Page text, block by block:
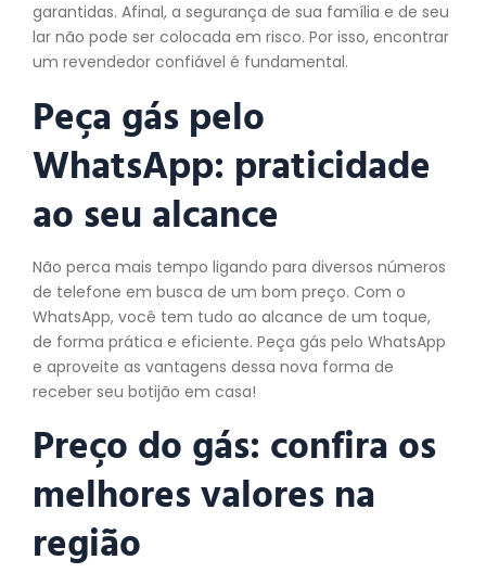
garantidas. Afinal, a segurança de sua família e de seu
lar não pode ser colocada em risco. Por isso, encontrar
um revendedor confiável é fundamental.
Peça gás pelo
WhatsApp: praticidade
ao seu alcance
Não perca mais tempo ligando para diversos números
de telefone em busca de um bom preço. Com o
WhatsApp, você tem tudo ao alcance de um toque,
de forma prática e eficiente. Peça gás pelo WhatsApp
e aproveite as vantagens dessa nova forma de
receber seu botijão em casa!
Preço do gás: confira os
melhores valores na
região